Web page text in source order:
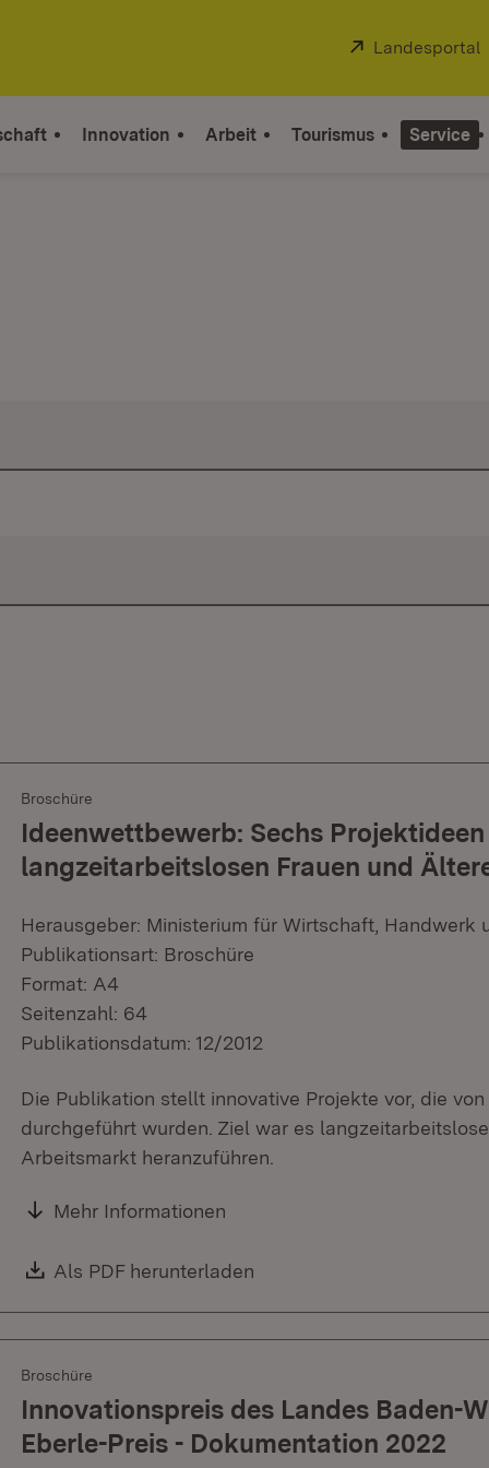
Extern:
Landesportal
Innovation Arbeit Tourismus Service
Broschüre
Ideenwettbewerb: Sechs
langzeitarbeitslosen Frauen und
Herausgeber: Ministerium für Wirtschaft, Handwerk
Publikationsart: Broschüre
Format: A4
Seitenzahl: 64
Publikationsdatum: 12/2012
Die Publikation stellt innovative Projekte vor, die
durchgeführt wurden. Ziel war es
Arbeitsmarkt heranzuführen.
Mehr Informationen
Download:
Als PDF herunterladen
Broschüre
Innovationspreis des Landes Baden-
Eberle-Preis - Dokumentation 2022